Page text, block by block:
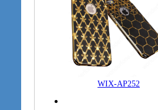
WIX-AP252